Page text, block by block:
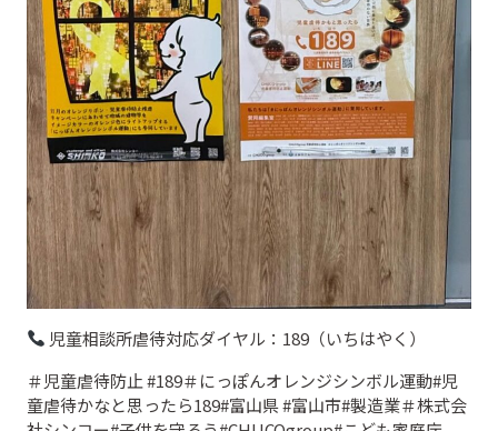
児童相談所虐待対応ダイヤル：189（いちはやく）
＃児童虐待防止 #189＃にっぽんオレンジシンボル運動#児
童虐待かなと思ったら189#富山県 #富山市#製造業＃株式会